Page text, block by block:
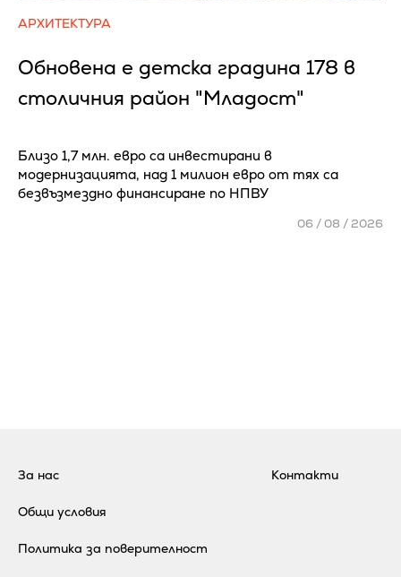
АРХИТЕКТУРА
Обновена е детска градина 178 в
столичния район "Младост"
Близо 1,7 млн. евро са инвестирани в
модернизацията, над 1 милион евро от тях са
безвъзмездно финансиране по НПВУ
06 / 08 / 2026
За нас
Общи условия
Политика за поверителност
Контакти